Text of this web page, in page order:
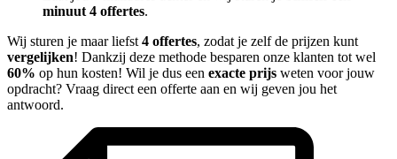
minuut 4 offertes.
Wij sturen je maar liefst 4 offertes, zodat je zelf de prijzen kunt
vergelijken! Dankzij deze methode besparen onze klanten tot wel
60% op hun kosten! Wil je dus een exacte prijs weten voor jouw
opdracht? Vraag direct een offerte aan en wij geven jou het
antwoord.